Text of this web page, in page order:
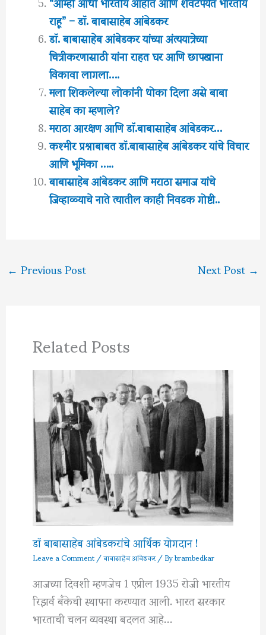
राहू” – डॉ. बाबासाहेब आंबेडकर
डॉ. बाबासाहेब आंबेडकर यांच्या अंत्ययात्रेच्या
चित्रीकरणासाठी यांना राहत घर आणि छापखाना
विकावा लागला….
मला शिकलेल्या लोकांनी धोका दिला असे बाबा
साहेब का म्हणाले?
मराठा आरक्षण आणि डाॅ.बाबासाहेब आंबेडकर…
कश्मीर प्रश्नाबाबत डॉ.बाबासाहेब आंबेडकर यांचे विचार
आणि भूमिका …..
बाबासाहेब आंबेडकर आणि मराठा समाज यांचे
जिव्हाळ्याचे नाते त्यातील काही निवडक गोष्टी..
←Previous Post Next Post→
Related Posts
डॉ बाबासाहेब आंबेडकरांचे आर्थिक योगदान !
Leave a Comment/बाबासाहेब आंबेडकर/ Bybrambedkar
आजच्या दिवशी म्हणजेच 1 एप्रील 1935 रोजी भारतीय
रिझर्व बँकेची स्थापना करण्यात आली. भारत सरकार
भारताची चलन व्यवस्था बदलत आहे…